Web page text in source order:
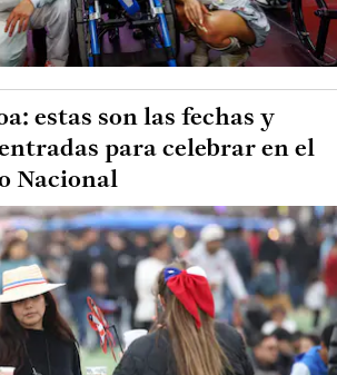
estas son las fechas y
para celebrar en el
Nacional